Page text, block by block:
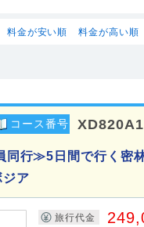
料金が安い順 料金が高い順
コース番号 XD820A1
行≫5日間で行く密
ア
旅行代金